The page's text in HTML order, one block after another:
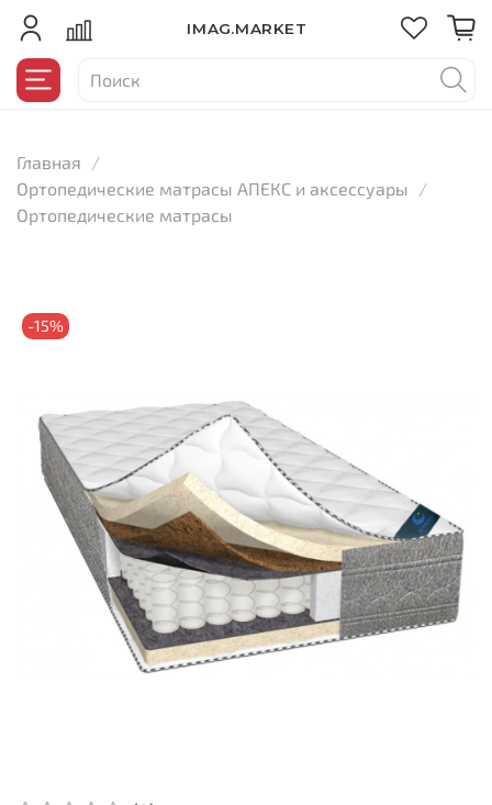
IMAG.MARKET
Главная
Ортопедические матрасы АПЕКС и аксессуары
Ортопедические матрасы
-15%